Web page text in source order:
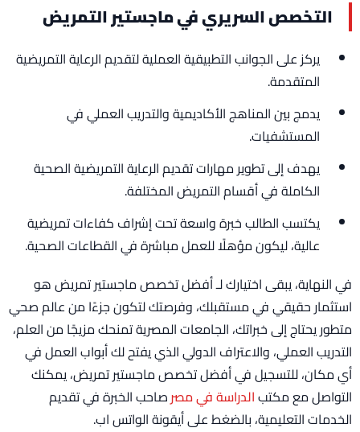
التخصص السريري في ماجستير التمريض
يركز على الجوانب التطبيقية العملية لتقديم الرعاية التمريضية
المتقدمة.
يدمج بين المناهج الأكاديمية والتدريب العملي في
المستشفيات.
يهدف إلى تطوير مهارات تقديم الرعاية التمريضية الصحية
الكاملة في أقسام التمريض المختلفة.
يكتسب الطالب خبرة واسعة تحت إشراف كفاءات تمريضية
عالية، ليكون مؤهلًا للعمل مباشرة في القطاعات الصحية.
في النهاية، يبقى اختيارك لـ أفضل تخصص ماجستير تمريض هو
استثمار حقيقي في مستقبلك، وفرصتك لتكون جزءًا من عالم صحي
متطور يحتاج إلى خبراتك، الجامعات المصرية تمنحك مزيجًا من العلم،
التدريب العملي، والاعتراف الدولي الذي يفتح لك أبواب العمل في
أي مكان، للتسجيل في أفضل تخصص ماجستير تمريض، يمكنك
التواصل مع مكتبالدراسة في مصرصاحب الخبرة في تقديم
الخدمات التعليمية، بالضغط على أيقونة الواتس اب.